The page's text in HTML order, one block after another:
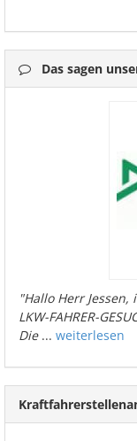
Das sagen
"Hallo Herr
LKW-FAHRER-
Die... weiterlesen